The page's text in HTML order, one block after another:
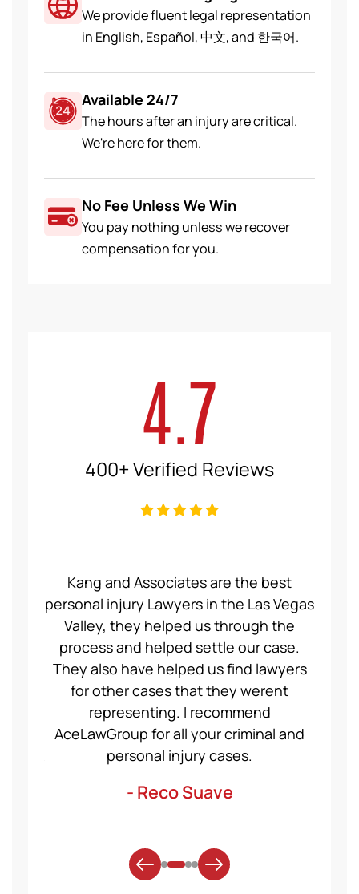
We provide fluent legal representation
in English, Español, 中文, and 한국어.
Available 24/7
The hours after an injury are critical.
We're here for them.
No Fee Unless We Win
You pay nothing unless we recover
compensation for you.
4.7
400+ Verified Reviews
Kang and Associates are the best
personal injury Lawyers in the Las Vegas
Valley, they helped us through the
process and helped settle our case.
They also have helped us find lawyers
for other cases that they werent
representing. I recommend
AceLawGroup for all your criminal and
personal injury cases.
- Reco Suave